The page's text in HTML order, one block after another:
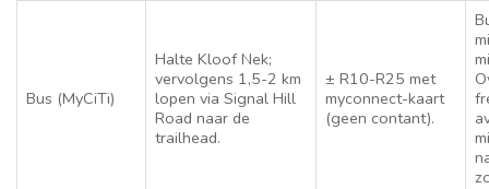
Bus (MyCiTi)
Halte Kloof Nek;
vervolgens 1,5-2 km
lopen via Signal Hill
Road naar de
trailhead.
± R10-R25 met
myconnect-kaart
(geen contant).